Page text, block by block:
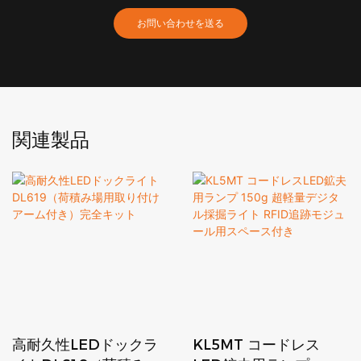
お問い合わせを送る
関連製品
高耐久性LEDドックラ
KL5MT コードレス